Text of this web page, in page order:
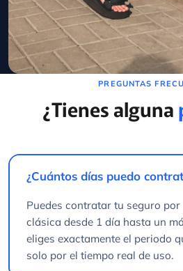
PREGUNTAS
¿Tienes alguna
Puedes contratar tu seguro
eliges exactamente el periodo
solo por el tiempo real de uso.